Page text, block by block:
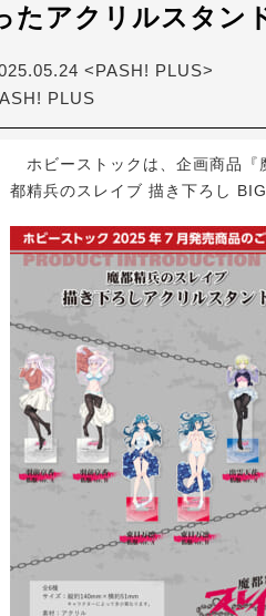
たアクリルスタン
<PASH! PLUS>
PLUS
ホビーストックは、企画商品『
都精兵のスレイブ 描き下ろし